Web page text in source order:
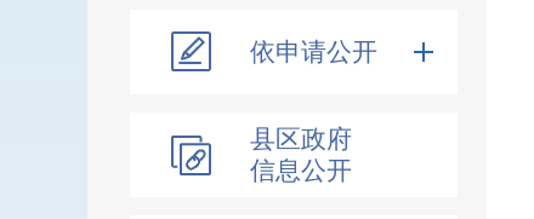
依申请公开
县区政府
信息公开